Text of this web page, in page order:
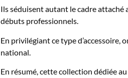
Ils séduisent autant le cadre attaché
débuts professionnels.
En privilégiant ce type
national.
En résumé, cette collection dédiée